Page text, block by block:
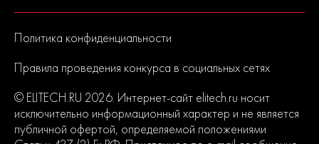
Политика конфиденциальности
Правила проведения конкурса в социальных сетях
© ELITECH.RU 2026. Интернет-сайт elitech.ru носит
исключительно информационный характер и не является
публичной офертой, определяемой положениями